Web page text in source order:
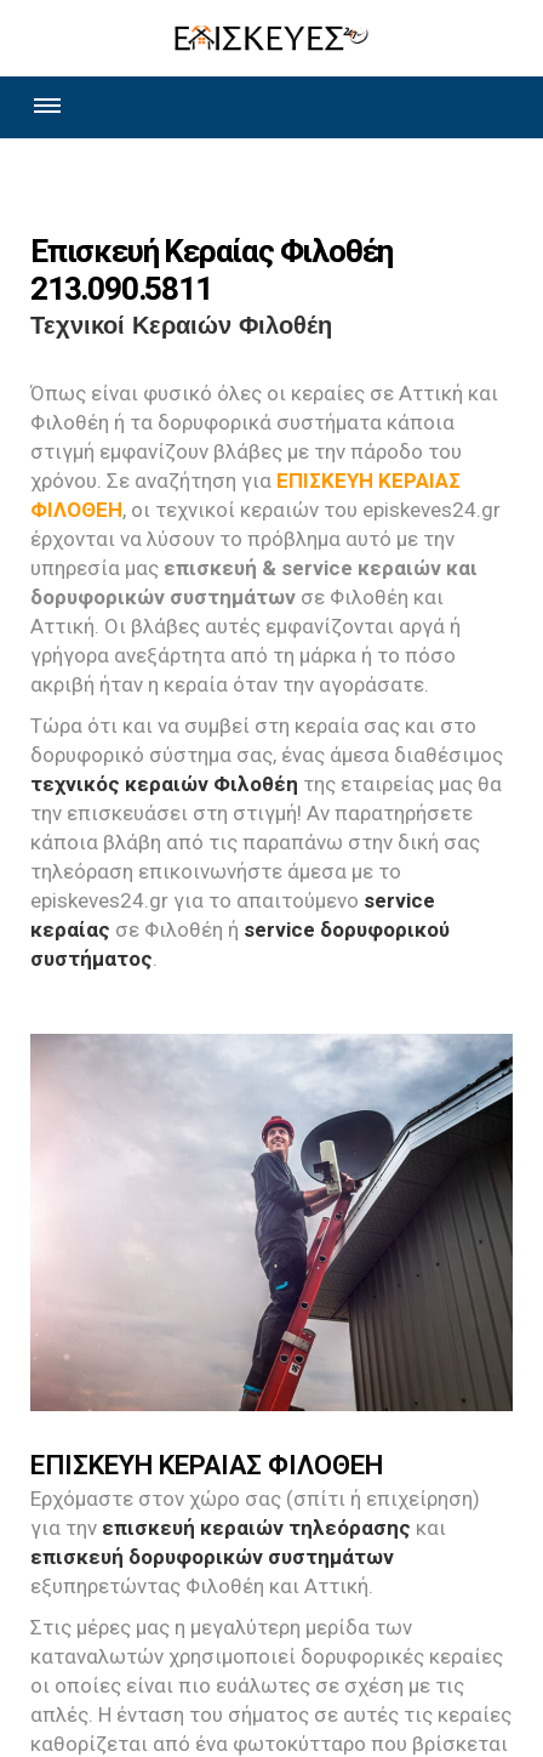
Επισκευή Κεραίας Φιλοθέη
213.090.5811
Τεχνικοί Κεραιών Φιλοθέη
Όπως είναι φυσικό όλες οι κεραίες σε Αττική και
Φιλοθέη ή τα δορυφορικά συστήματα κάποια
στιγμή εμφανίζουν βλάβες με την πάροδο του
χρόνου. Σε αναζήτηση για ΕΠΙΣΚΕΥΗ ΚΕΡΑΙΑΣ
ΦΙΛΟΘΕΗ, οι τεχνικοί κεραιών του episkeves24.gr
έρχονται να λύσουν το πρόβλημα αυτό με την
υπηρεσία μας επισκευή & service κεραιών και
δορυφορικών συστημάτων σε Φιλοθέη και
Αττική. Οι βλάβες αυτές εμφανίζονται αργά ή
γρήγορα ανεξάρτητα από τη μάρκα ή το πόσο
ακριβή ήταν η κεραία όταν την αγοράσατε.
Τώρα ότι και να συμβεί στη κεραία σας και στο
δορυφορικό σύστημα σας, ένας άμεσα διαθέσιμος
τεχνικός κεραιών Φιλοθέη της εταιρείας μας θα
την επισκευάσει στη στιγμή! Αν παρατηρήσετε
κάποια βλάβη από τις παραπάνω στην δική σας
τηλεόραση επικοινωνήστε άμεσα με το
episkeves24.gr για το απαιτούμενο service
κεραίας σε Φιλοθέη ή service δορυφορικού
συστήματος
ΕΠΙΣΚΕΥΗ ΚΕΡΑΙΑΣ ΦΙΛΟΘΕΗ
Ερχόμαστε στον χώρο σας (σπίτι ή επιχείρηση)
για την επισκευή κεραιών τηλεόρασης και
επισκευή δορυφορικών συστημάτων
εξυπηρετώντας Φιλοθέη και Αττική.
Στις μέρες μας η μεγαλύτερη μερίδα των
καταναλωτών χρησιμοποιεί δορυφορικές κεραίες
οι οποίες είναι πιο ευάλωτες σε σχέση με τις
απλές. Η ένταση του σήματος σε αυτές τις κεραίες
καθορίζεται από ένα φωτοκύτταρο που βρίσκεται